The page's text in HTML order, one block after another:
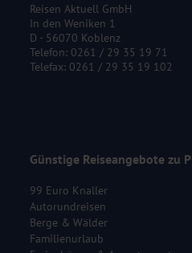
Reisen Aktuell GmbH
In den Weniken 1
D - 56070 Koblenz
Telefon: 0261 / 29 35 19 71
Telefax: 0261 / 29 35 19 102
Günstige Reiseangebote zu
99 Euro Knaller
Autorundreisen
Berge & Wälder
Familienurlaub